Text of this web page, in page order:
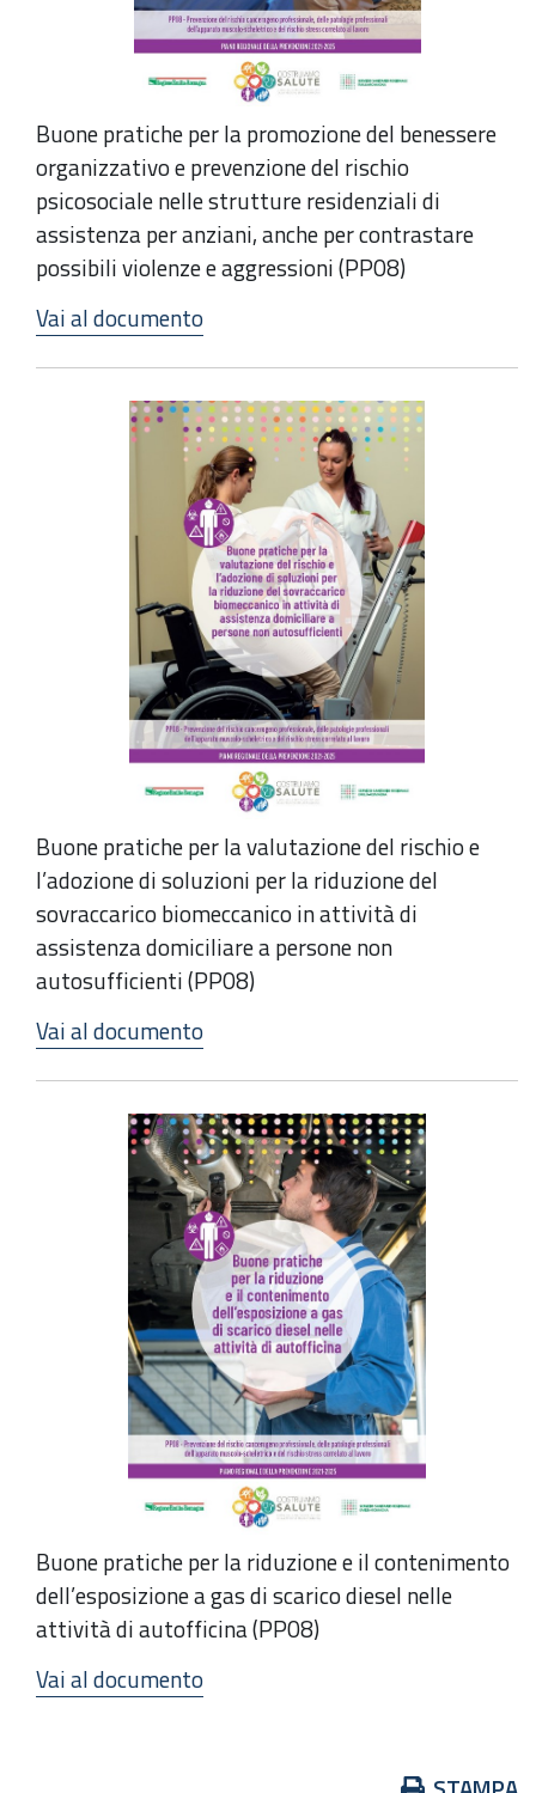
Buone pratiche per la promozione del benessere
organizzativo e prevenzione del rischio
psicosociale nelle strutture residenziali di
assistenza per anziani, anche per contrastare
possibili violenze e aggressioni (PP08)
Vai al documento
Buone pratiche per la valutazione del rischio e
l’adozione di soluzioni per la riduzione del
sovraccarico biomeccanico in attività di
assistenza domiciliare a persone non
autosufficienti (PP08)
Vai al documento
Buone pratiche per la riduzione e il contenimento
dell’esposizione a gas di scarico diesel nelle
attività di autofficina (PP08)
Vai al documento